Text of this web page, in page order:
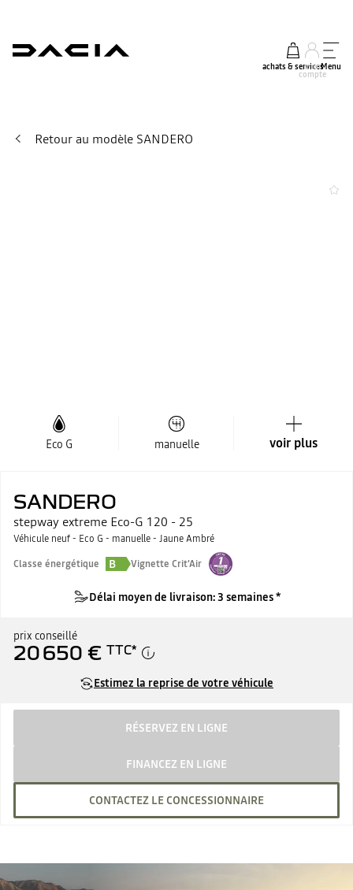
achats & services
mon
compte
Menu
Retour au modèle SANDERO
Eco G manuelle voir plus
SANDERO
stepway extreme Eco-G 120 - 25
Véhicule neuf - Eco G - manuelle - Jaune Ambré
Classe énergétique
B Vignette Crit'Air
Délai moyen de livraison: 3 semaines *
prix conseillé
20 650 € TTC*
Estimez la reprise de votre véhicule
RÉSERVEZ EN LIGNE
FINANCEZ EN LIGNE
CONTACTEZ LE CONCESSIONNAIRE